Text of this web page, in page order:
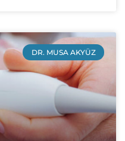
DR. MUSA AKYÜZ